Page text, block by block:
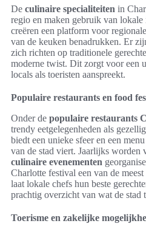
De culinaire specialiteiten in
regio en maken gebruik van lokale
creëren een platform voor
van de keuken benadrukken. Er
zich richten op traditionele
moderne twist. Dit zorgt voor een
locals als toeristen aanspreekt.
Populaire restaurants en food
Onder de populaire restaurants
trendy eetgelegenheden als
biedt een unieke sfeer en een
van de stad viert. Jaarlijks worden
culinaire evenementen
Charlotte festival een van de
laat lokale chefs hun beste
prachtig overzicht van wat de stad
Toerisme en zakelijke